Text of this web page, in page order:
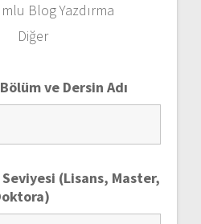
Blog Yazdırma
Diğer
ve Dersin Adı
(Lisans, Master,